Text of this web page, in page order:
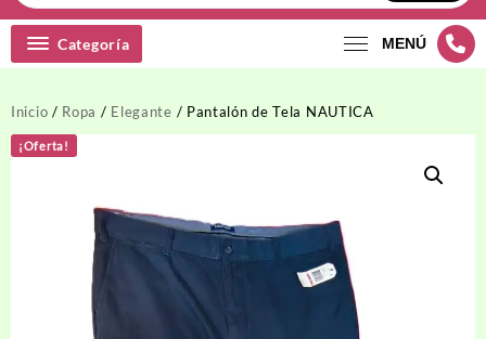
Categoría MENÚ
Inicio / Ropa / Elegante / Pantalón de Tela NAUTICA
¡Oferta!